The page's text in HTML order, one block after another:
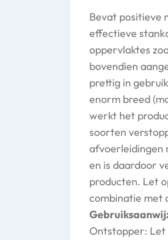
Bevat positieve
effectieve
oppervlaktes
bovendien
prettig in
enorm breed
werkt het
soorten
afvoerleidingen
en is daardoor
producten. Let
combinatie met
Ontstopper: